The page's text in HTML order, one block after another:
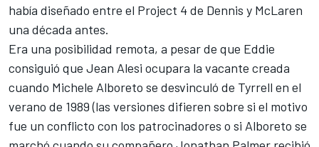
había diseñado entre el Project 4 de Dennis y McLaren
una década antes.
Era una posibilidad remota, a pesar de que Eddie
consiguió que Jean Alesi ocupara la vacante creada
cuando Michele Alboreto se desvinculó de Tyrrell en el
verano de 1989 (las versiones difieren sobre si el motivo
fue un conflicto con los patrocinadores o si Alboreto se